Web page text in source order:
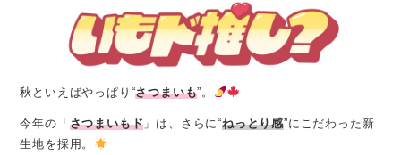
秋といえばやっぱり“さつまいも”。
今年の「 さつまいもド 」は、さらに“ねっとり感”にこだわった新
生地を採用。